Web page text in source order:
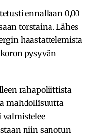
ennallaan 0,00
torstaina. Lähes
haastattelemista
pysyvän
rahapoliittista
mahdollisuutta
niin sanotun